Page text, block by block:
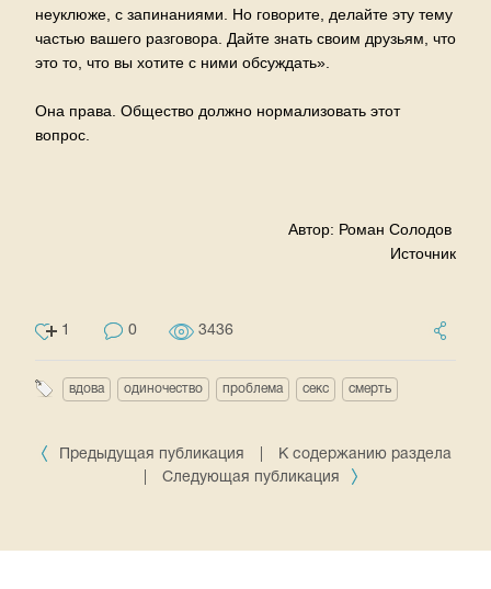
неуклюже, с запинаниями. Но говорите, делайте эту тему
частью вашего разговора. Дайте знать своим друзьям, что
это то, что вы хотите с ними обсуждать».
Она права. Общество должно нормализовать этот
вопрос.
Автор: Роман Солодов
Источник
1 0 3436
вдова одиночество проблема секс смерть
Предыдущая публикация
К содержанию раздела
Следующая публикация